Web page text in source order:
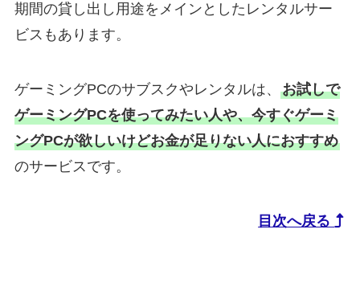
期間の貸し出し用途をメインとしたレンタルサー
ビスもあります。
ゲーミングPCのサブスクやレンタルは、 お試しで
ゲーミングPCを使ってみたい人や、今すぐゲーミ
ングPCが欲しいけどお金が足りない人におすすめ
のサービスです。
目次へ戻る